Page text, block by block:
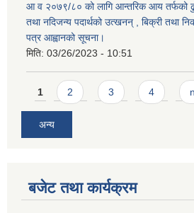
आ व २०७९/८० को लागि आन्तरिक आय तर्फको
तथा नदिजन्य पदार्थको उत्खनन् , बिक्री तथा
पत्र आह्वानको सूचना।
मिति: 03/26/2023 - 10:51
Pages
1 2 3 4
अन्य
बजेट तथा कार्यक्रम